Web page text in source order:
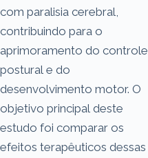
com paralisia cerebral,
contribuindo para o
aprimoramento do controle
postural e do
desenvolvimento motor. O
objetivo principal deste
estudo foi comparar os
efeitos terapêuticos dessas